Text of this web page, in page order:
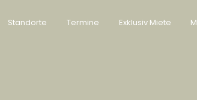
Standorte Termine Exklusiv Miete